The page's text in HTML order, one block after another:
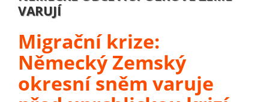
VARUJÍ
Migrační krize:
Německý Zemský
okresní sněm varuje